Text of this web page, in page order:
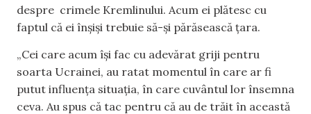
despre crimele Kremlinului. Acum ei plătesc cu
faptul că ei înșiși trebuie să-și părăsească țara.
„Cei care acum își fac cu adevărat griji pentru
soarta Ucrainei, au ratat momentul în care ar fi
putut influența situația, în care cuvântul lor însemna
ceva. Au spus că tac pentru că au de trăit în această